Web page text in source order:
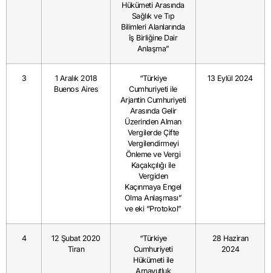
Hükümeti Arasında
Sağlık ve Tıp
Bilimleri Alanlarında
îş Birliğine Dair
Anlaşma”
3
1 Aralık 2018
Buenos Aires
“Türkiye
Cumhuriyeti ile
Arjantin Cumhuriyeti
Arasında Gelir
Üzerinden Alman
Vergilerde Çifte
Vergilendirmeyi
Önleme ve Vergi
Kaçakçılığı ile
Vergiden
Kaçınmaya Engel
Olma Anlaşması”
ve eki “Protokol”
13 Eylül 2024
4
12 Şubat 2020
Tiran
“Türkiye
Cumhuriyeti
Hükümeti ile
Arnavutluk
28 Haziran
2024